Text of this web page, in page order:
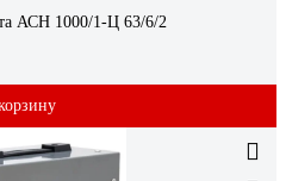
АСН 1000/1-Ц 63/6/2